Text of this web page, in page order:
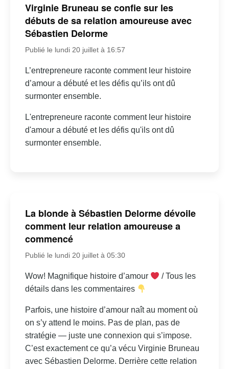
Virginie Bruneau se confie sur les
débuts de sa relation amoureuse avec
Sébastien Delorme
Publié le lundi 20 juillet à 16:57
L’entrepreneure raconte comment leur histoire
d’amour a débuté et les défis qu’ils ont dû
surmonter ensemble.
L'entrepreneure raconte comment leur histoire
d'amour a débuté et les défis qu'ils ont dû
surmonter ensemble.
La blonde à Sébastien Delorme dévoile
comment leur relation amoureuse a
commencé
Publié le lundi 20 juillet à 05:30
Wow! Magnifique histoire d’amour
/ Tous les
détails dans les commentaires
Parfois, une histoire d’amour naît au moment où
on s’y attend le moins. Pas de plan, pas de
stratégie — juste une connexion qui s’impose.
C’est exactement ce qu’a vécu Virginie Bruneau
avec Sébastien Delorme. Derrière cette relation